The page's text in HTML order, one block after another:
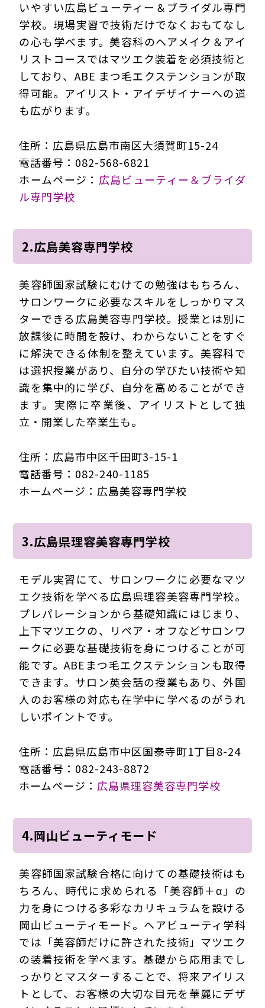
いやすい広島ビューティー＆ブライダル専門
学校。現場実習で技術だけでなくおもてなし
の心も学べます。美容科のヘアメイク＆アイ
リストコースではマツエク装着を必須技術と
しており、ABE まつ毛エクステンションが取
得可能。アイリスト・アイデザイナーへの道
も広がります。
住所：広島県広島市南区大須賀町15-24
電話番号：082-568-6821
ホームページ： 広島ビューティー＆ブライダ
ル専門学校
2.広島美容専門学校
美容師国家試験にむけての勉強はもちろん、
サロンワークに必要なスキルをしっかりマス
ターできる広島美容専門学校。授業とは別に
放課後に時間を設け、わからないことをすぐ
に解決できる体制を整えています。美容科で
は選択授業があり、自分の学びたい技術や知
識を集中的に学び、自分を高めることができ
ます。実際に卒業後、アイリストとして独
立・開業した卒業生も。
住所：広島市中区千田町3-15-1
電話番号：082-240-1185
ホームページ：広島美容専門学校
3.広島県理容美容専門学校
モデル実習にて、サロンワークに必要なマツ
エク技術を学べる広島県理容美容専門学校。
プレパレーションから基礎知識にはじまり、
上下マツエクの、リペア・オフなどサロンワ
ークに必要な基礎技術を身につけることが可
能です。ABEまつ毛エクステンションも取得
できます。サロン英会話の授業もあり、外国
人のお客様の対応も在学中に学べるのがうれ
しいポイントです。
住所：広島県広島市中区国泰寺町1丁目8-24
電話番号：082-243-8872
ホームページ： 広島県理容美容専門学校
4.岡山ビューティモード
美容師国家試験合格に向けての基礎技術はも
ちろん、時代に求められる「美容師＋α」の
力を身につける多彩なカリキュラムを設ける
岡山ビューティモード。ヘアビューティ学科
では「美容師だけに許された技術」マツエク
の装着技術を学べます。基礎から応用までし
っかりとマスターすることで、将来アイリス
トとして、お客様の大切な目元を華麗にデザ